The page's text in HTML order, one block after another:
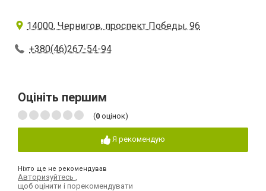
14000, Чернигов, проспект Победы, 96
+380(46)267-54-94
Оцініть першим
(0 оцінок)
Я рекомендую
Ніхто ще не рекомендував
Авторизуйтесь
щоб оцінити і порекомендувати